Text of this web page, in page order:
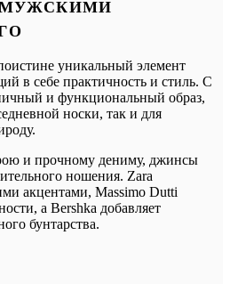
уникальный элемент
в себе практичность и стиль. С
и функциональный образ,
носки, так и для
и прочному дениму, джинсы
ношения. Zara
акцентами, Massimo Dutti
а Bershka добавляет
бунтарства.